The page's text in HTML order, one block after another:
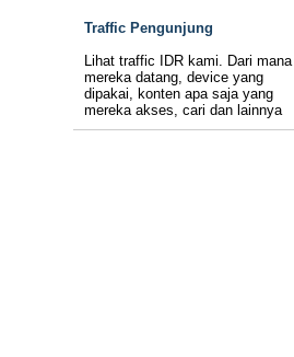
Traffic Pengunjung
Lihat traffic IDR kami. Dari mana
mereka datang, device yang
dipakai, konten apa saja yang
mereka akses, cari dan lainnya